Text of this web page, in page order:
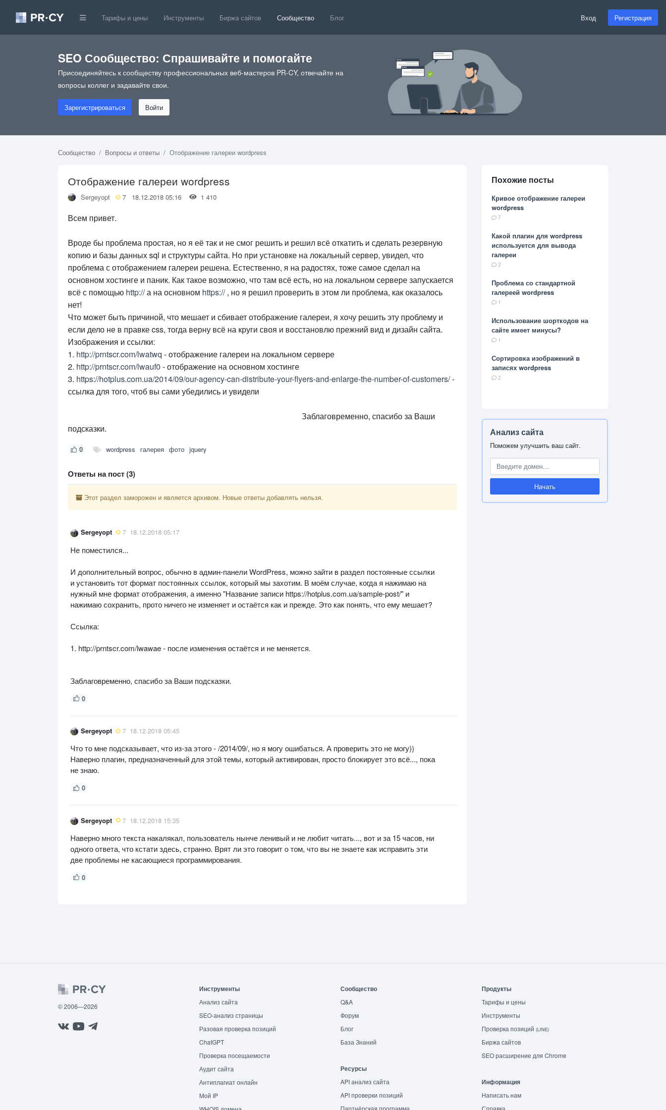
Тарифы и цены Инструменты Биржа сайтов Сообщество Блог Вход Регистрация
SEO Сообщество: Спрашивайте и помогайте
Присоединяйтесь к сообществу профессиональных веб-мастеров PR-CY, отвечайте на
вопросы коллег и задавайте свои.
Зарегистрироваться Войти
Сообщество Вопросы и ответы Отображение галереи wordpress
Отображение галереи wordpress
Sergeyopt 7 18.12.2018 05:16 1 410
Всем привет.
Вроде бы проблема простая, но я её так и не смог решить и решил всё откатить и сделать резервную
копию и базы данных sql и структуры сайта. Но при установке на локальный сервер, увидел, что
проблема с отображением галереи решена. Естественно, я на радостях, тоже самое сделал на
основном хостинге и паник. Как такое возможно, что там всё есть, но на локальном сервере запускается
всё с помощью http://а на основном https://, но я решил проверить в этом ли проблема, как оказалось
нет!
Что может быть причиной, что мешает и сбивает отображение галереи, я хочу решить эту проблему и
если дело не в правке css, тогда верну всё на круги своя и восстановлю прежний вид и дизайн сайта.
Изображения и ссылки:
1. http://prntscr.com/lwatwq - отображение галереи на локальном сервере
2. http://prntscr.com/lwauf0 - отображение на основном хостинге
3. https://hotplus.com.ua/2014/09/our-agency-can-distribute-your-flyers-and-enlarge-the-number-of-customers/-
ссылка для того, чтоб вы сами убедились и увидели
Заблаговременно, спасибо за Ваши
подсказки.
0 wordpress галерея фото jquery
Ответы на пост (3)
Этот раздел заморожен и является архивом. Новые ответы добавлять нельзя.
Sergeyopt 7 18.12.2018 05:17
Не поместился...
И дополнительный вопрос, обычно в админ-панели WordPress, можно зайти в раздел постоянные ссылки
и установить тот формат постоянных ссылок, который мы захотим. В моём случае, когда я нажимаю на
нужный мне формат отображения, а именно "Название записи https://hotplus.com.ua/sample-post/" и
нажимаю сохранить, прото ничего не изменяет и остаётся как и прежде. Это как понять, что ему мешает?
Ссылка:
1. http://prntscr.com/lwawae - после изменения остаётся и не меняется.
Заблаговременно, спасибо за Ваши подсказки.
0
Sergeyopt 7 18.12.2018 05:45
Что то мне подсказывает, что из-за этого - /2014/09/, но я могу ошибаться. А проверить это не могу))
Наверно плагин, предназначенный для этой темы, который активирован, просто блокирует это всё..., пока
не знаю.
0
Sergeyopt 7 18.12.2018 15:35
Наверно много текста накалякал, пользователь нынче ленивый и не любит читать..., вот и за 15 часов, ни
одного ответа, что кстати здесь, странно. Врят ли это говорит о том, что вы не знаете как исправить эти
две проблемы не касающиеся программирования.
0
Похожие посты
Кривое отображение галереи
wordpress
7
Какой плагин для wordpress
используется для вывода
галереи
2
Проблема со стандартной
галереей wordpress
1
Использование шорткодов на
сайте имеет минусы?
1
Сортировка изображений в
записях wordpress
2
Анализ сайта
Поможем улучшить ваш сайт.
Начать
© 2006—2026
Инструменты
Анализ сайта
SEO-анализ страницы
Разовая проверка позиций
ChatGPT
Проверка посещаемости
Аудит сайта
Антиплагиат онлайн
Мой IP
Сообщество
Q&A
Форум
Блог
База Знаний
Ресурсы
API анализ сайта
API проверки позиций
Партнёрская программа
Продукты
Тарифы и цены
Инструменты
Проверка позиций (LINE)
Биржа сайтов
SEO расширение для Chrome
Информация
Написать нам
Справка